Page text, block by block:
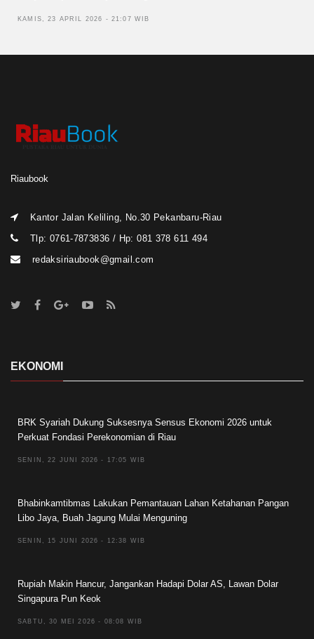
KAMIS, 23 APRIL 2026 - 21:07 WIB
Riaubook
Kantor Jalan Keliling, No.30 Pekanbaru-Riau
Tlp: 0761-7873836 / Hp: 081 378 611 494
redaksiriaubook@gmail.com
EKONOMI
BRK Syariah Dukung Suksesnya Sensus Ekonomi 2026 untuk
Perkuat Fondasi Perekonomian di Riau
SENIN, 22 JUNI 2026 - 17:05 WIB
Bhabinkamtibmas Lakukan Pemantauan Lahan Ketahanan Pangan
Libo Jaya, Buah Jagung Mulai Menguning
SENIN, 15 JUNI 2026 - 12:38 WIB
Rupiah Makin Hancur, Jangankan Hadapi Dolar AS, Lawan Dolar
Singapura Pun Keok
SABTU, 30 MEI 2026 - 08:08 WIB